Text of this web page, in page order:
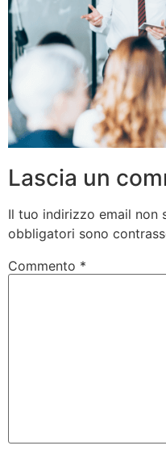
Lascia un
Il tuo indirizzo email non
obbligatori sono
Commento *